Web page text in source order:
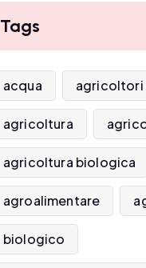
Tags
acqua agricoltori
agricoltura
agricoltura biologica
agroalimentare
biologico